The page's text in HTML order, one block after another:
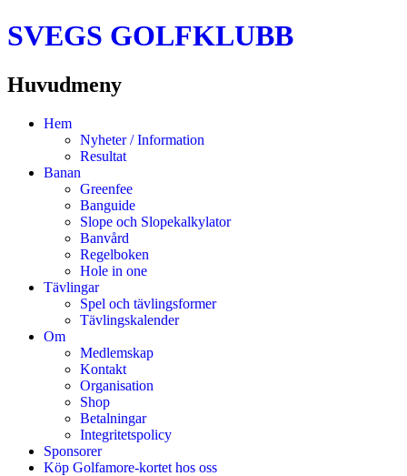
SVEGS GOLFKLUBB
Huvudmeny
HoppaHem
Nyheter / Information
Resultat
Banan
Greenfee
Banguide
Slope och Slopekalkylator
Banvård
Regelboken
Hole in one
Tävlingar
Spel och tävlingsformer
Tävlingskalender
Om
Medlemskap
Kontakt
Organisation
Shop
Betalningar
Integritetspolicy
Sponsorer
Köp Golfamore-kortet hos oss